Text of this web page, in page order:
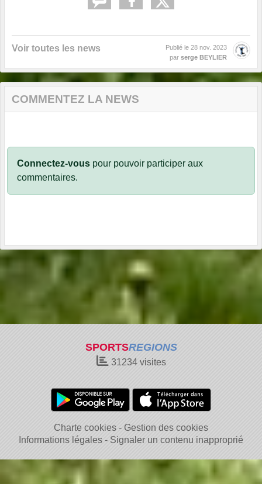
Voir toutes les news Publié le 28 nov. 2023
par serge BEYLIER
COMMENTEZ LA NEWS
Connectez-vous pour pouvoir participer aux
commentaires.
SPORTSREGIONS
31234visites
Charte cookies
Gestion des cookies
Informations légales
Signaler un contenu inapproprié